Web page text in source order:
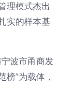
理模式杰出
实的样本基
波市甬商发
榜”为载体，